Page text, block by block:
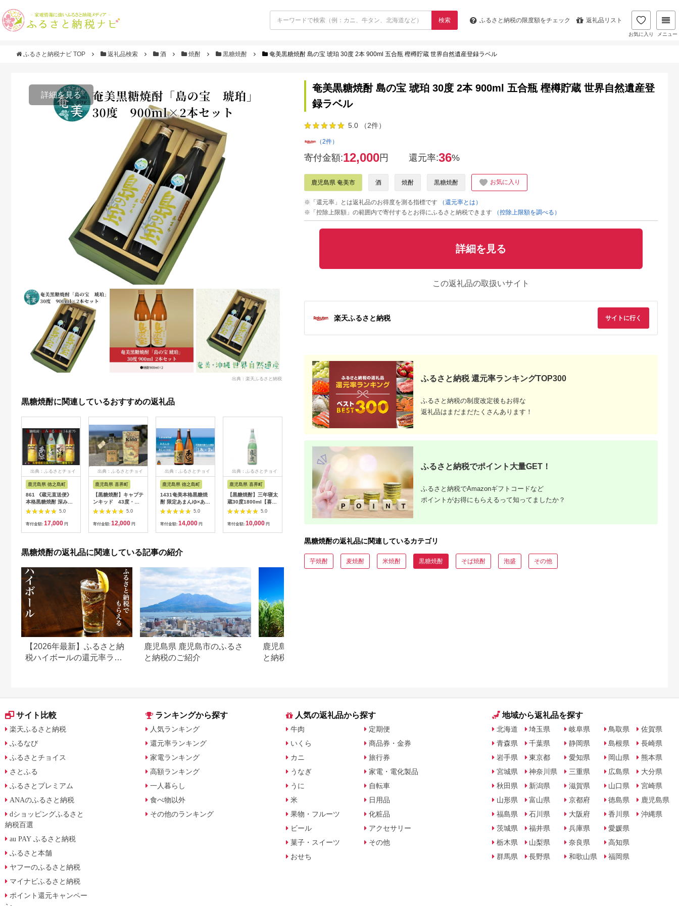
検索 ふるさと納税の限度額をチェック 返礼品リスト
お気に入り メニュー
ふるさと納税ナビ TOP 返礼品検索 酒 焼酎 黒糖焼酎 奄美黒糖焼酎 島の宝 琥珀 30度 2本 900ml 五合瓶 樫樽貯蔵 世界自然遺産登録ラベル
詳細を見る
出典：楽天ふるさと納税
黒糖焼酎に関連しているおすすめの返礼品
出典：ふるさとチョイ
鹿児島県 徳之島町
861 《蔵元直送便》
本格黒糖焼酎 深み薫
る贅沢 5本ギフト ( 焼
酎 酒 お湯割り 水割り
炭酸割り 徳之島 奄美
じゃ黒 あまんゆ ざわ
わ 奄美大島にしかわ
黒糖焼酎 )
5.0
寄付金額: 17,000 円
出典：ふるさとチョイ
鹿児島県 喜界町
【黒糖焼酎】キャプテ
ンキッド 43度・
720ml・化粧箱入り
【喜界島酒造】
5.0
寄付金額: 12,000 円
出典：ふるさとチョイ
鹿児島県 徳之島町
1431奄美本格黒糖焼
酎 限定あまんゆ×あじ
ゃ（30度）（1.8L×2
リン体ゼロ 糖質ゼロ
)
5.0
寄付金額: 14,000 円
出典：ふるさとチョイ
鹿児島県 喜界町
【黒糖焼酎】三年寝太
蔵30度1800ml【喜界
島酒造】
5.0
寄付金額: 10,000 円
出典：楽天ふるさと納
鹿児島県 天城町
【ふるさと納税】奄美
酒類 本格 黒糖焼酎 奄
美30度 一升瓶
寄付金額:15,000円
出典：ふるさとチョイ
ス
鹿児島県 徳之島町
1425奄美本格黒糖焼
酎 島のナポレオン×
ざわわ（1.8L×2本） (
蔵元直送 酒 プリン体
洋食 島のナポレオン
奄美大島にしかわ酒造
5.0
寄付金額:12,000円
出典：楽天ふるさと納
鹿児島県 喜界町
（喜界島・しまっちゅ
寄付金額:20,000円
出典：ふるさとチョイ
べセット】加那・珊
寄付金額:20,000円 寄付金額:32,000円 寄付金額:12,000
黒糖焼酎の返礼品に関連している記事の紹介
【2026年最新】ふるさと納
税ハイボールの還元率ラン
鹿児島県 鹿児島市のふるさ
と納税のご紹介
鹿児島県 徳之島町のふるさ
と納税のご紹介
奄美黒糖焼酎 島の宝 琥珀 30度 2本 900ml 五合瓶 樫樽貯蔵 世界自然遺産登
録ラベル
5.0 （2件）
（2件）
寄付金額:12,000円 還元率:36%
鹿児島県 奄美市 酒 焼酎 黒糖焼酎 お気に入り
※「還元率」とは返礼品のお得度を測る指標です
（還元率とは）
※「控除上限額」の範囲内で寄付するとお得にふるさと納税できます
（控除上限額を調べる）
詳細を見る
この返礼品の取扱いサイト
楽天ふるさと納税 サイトに行く
ふるさと納税 還元率ランキングTOP300
ふるさと納税の制度改定後もお得な
返礼品はまだまだたくさんあります！
ふるさと納税でポイント大量GET！
ふるさと納税でAmazonギフトコードなど
ポイントがお得にもらえるって知ってましたか？
黒糖焼酎の返礼品に関連しているカテゴリ
芋焼酎 麦焼酎 米焼酎 黒糖焼酎 そば焼酎 泡盛 その他
サイト比較
楽天ふるさと納税
ふるなび
ふるさとチョイス
さとふる
ふるさとプレミアム
ANAのふるさと納税
dショッピングふるさと
納税百選
au PAY ふるさと納税
ふるさと本舗
ヤフーのふるさと納税
マイナビふるさと納税
ポイント還元キャンペー
ランキングから探す
人気ランキング
還元率ランキング
家電ランキング
高額ランキング
一人暮らし
食べ物以外
その他のランキング
人気の返礼品から探す
牛肉
いくら
カニ
うなぎ
うに
米
果物・フルーツ
ビール
菓子・スイーツ
おせち
定期便
商品券・金券
旅行券
家電・電化製品
自転車
日用品
化粧品
アクセサリー
その他
地域から返礼品を探す
北海道
青森県
岩手県
宮城県
秋田県
山形県
福島県
茨城県
栃木県
群馬県
埼玉県
千葉県
東京都
神奈川県
新潟県
富山県
石川県
福井県
山梨県
長野県
岐阜県
静岡県
愛知県
三重県
滋賀県
京都府
大阪府
兵庫県
奈良県
和歌山県
鳥取県
島根県
岡山県
広島県
山口県
徳島県
香川県
愛媛県
高知県
福岡県
佐賀県
長崎県
熊本県
大分県
宮崎県
鹿児島県
沖縄県